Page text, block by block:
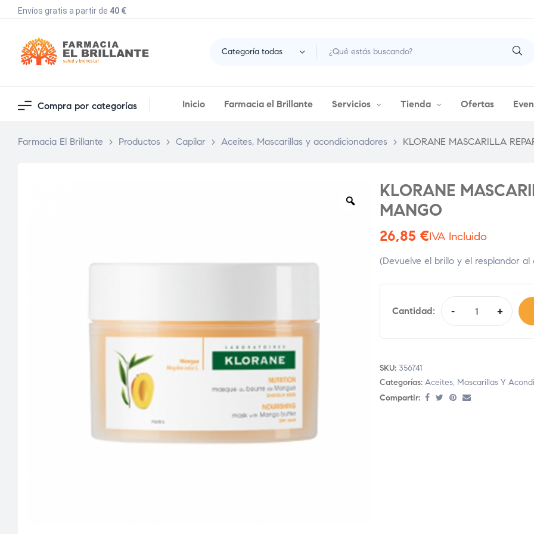
Envíos gratis a partir de 40 €
Categoría todas
Compra por categorías Inicio Farmacia el Brillante Servicios Tienda Ofertas
Farmacia El Brillante > Productos > Capilar > Aceites, Mascarillas y acondicionadores > KLORANE MASCARILLA
KLORANE
MANGO
26,85 €IVA Incluido
(Devuelve el brillo y el resplandor
Cantidad: - +
SKU: 356741
Categorías: Aceites, Mascarillas Y
Compartir: